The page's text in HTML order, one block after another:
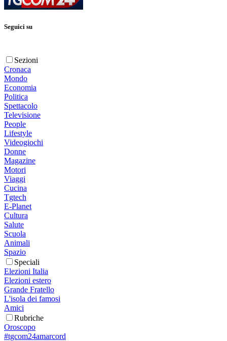
Seguici su
Sezioni
Cronaca
Mondo
Economia
Politica
Spettacolo
Televisione
People
Lifestyle
Videogiochi
Donne
Magazine
Motori
Viaggi
Cucina
Tgtech
E-Planet
Cultura
Salute
Scuola
Animali
Spazio
Speciali
Elezioni Italia
Elezioni estero
Grande Fratello
L'isola dei famosi
Amici
Rubriche
Oroscopo
#tgcom24amarcord